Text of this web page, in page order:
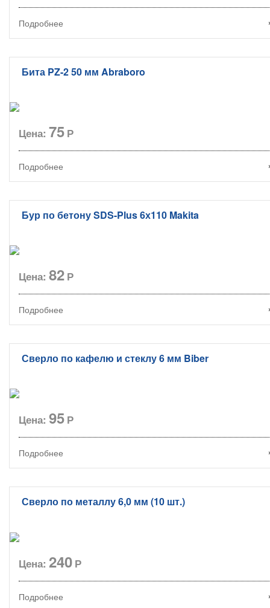
Подробнее
Бита PZ-2 50 мм Abraboro
Цена: 75 Р
Подробнее
Бур по бетону SDS-Plus 6х110 Makita
Цена: 82 Р
Подробнее
Сверло по кафелю и стеклу 6 мм Biber
Цена: 95 Р
Подробнее
Сверло по металлу 6,0 мм (10 шт.)
Цена: 240 Р
Подробнее